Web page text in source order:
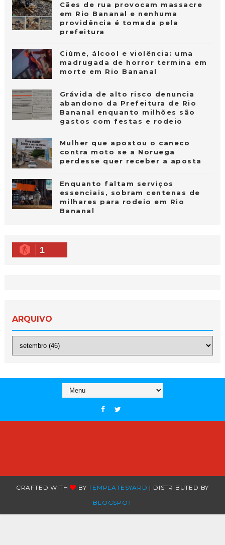
Cães de rua provocam massacre
em Rio Bananal e nenhuma
providência é tomada pela
prefeitura
Ciúme, álcool e violência: uma
madrugada de horror termina em
morte em Rio Bananal
Grávida de alto risco denuncia
abandono da Prefeitura de Rio
Bananal enquanto milhões são
gastos com festas e rodeio
Mulher que apostou o caneco
contra moto se a Noruega
perdesse quer receber a aposta
Enquanto faltam serviços
essenciais, sobram centenas de
milhares para rodeio em Rio
Bananal
1
ARQUIVO
CRAFTED WITH BYTEMPLATESYARD | DISTRIBUTED BY
BLOGSPOT